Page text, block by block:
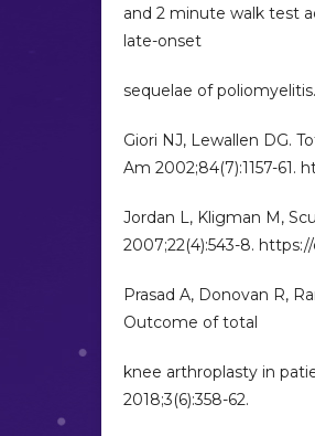
and 2 minute walk test
late-onset
sequelae of
Giori NJ, Lewallen DG.
Am 2002;84(7):1157-
Jordan L, Kligman M,
2007;22(4):543-8.
Prasad A, Donovan R,
Outcome of total
knee arthroplasty in
2018;3(6):358-62.